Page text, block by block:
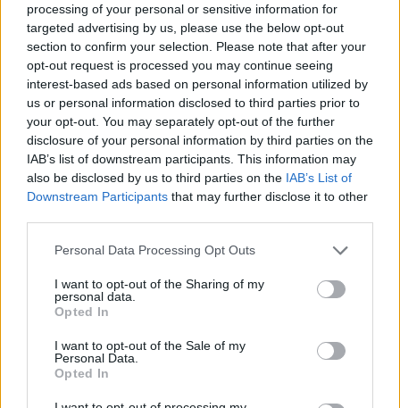
processing of your personal or sensitive information for
targeted advertising by us, please use the below opt-out
section to confirm your selection. Please note that after your
opt-out request is processed you may continue seeing
interest-based ads based on personal information utilized by
us or personal information disclosed to third parties prior to
your opt-out. You may separately opt-out of the further
disclosure of your personal information by third parties on the
IAB’s list of downstream participants. This information may
also be disclosed by us to third parties on the IAB’s List of
Downstream Participants that may further disclose it to other
Personal Data Processing Opt Outs
I want to opt-out of the Sharing of my
personal data.
Opted In
I want to opt-out of the Sale of my
Personal Data.
Opted In
RHO
In via Moscova a Rho sorgerà un
Data Center: la Giunta Orlandi
adotta il piano attuativo